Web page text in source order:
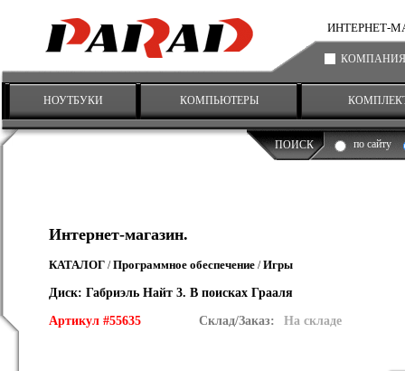
ИНТЕРНЕТ-
КОМПАНИЯ
НОУТБУКИ КОМПЬЮТЕРЫ
ПОИСК по сайту
Интернет-магазин.
КАТАЛОГ /Программное обеспечение /Игры
Диск: Габриэль Найт 3. В поисках Грааля
Артикул #55635
Склад/Заказ: На складе